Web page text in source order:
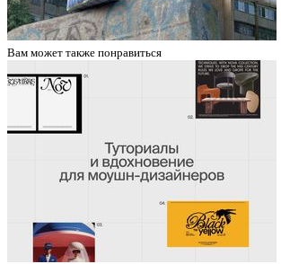
Вам может также понравиться